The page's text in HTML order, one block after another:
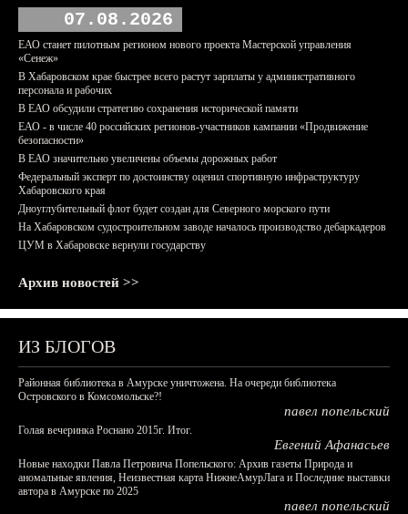
07.08.2026
ЕАО станет пилотным регионом нового проекта Мастерской управления
«Сенеж»
В Хабаровском крае быстрее всего растут зарплаты у административного
персонала и рабочих
В ЕАО обсудили стратегию сохранения исторической памяти
ЕАО - в числе 40 российских регионов-участников кампании «Продвижение
безопасности»
В ЕАО значительно увеличены объемы дорожных работ
Федеральный эксперт по достоинству оценил спортивную инфраструктуру
Хабаровского края
Дноуглубительный флот будет создан для Северного морского пути
На Хабаровском судостроительном заводе началось производство дебаркадеров
ЦУМ в Хабаровске вернули государству
Архив новостей >>
ИЗ БЛОГОВ
Районная библиотека в Амурске уничтожена. На очереди библиотека
Островского в Комсомольске?!
павел попельский
Голая вечеринка Роснано 2015г. Итог.
Евгений Афанасьев
Новые находки Павла Петровича Попельского: Архив газеты Природа и
аномальные явления, Неизвестная карта НижнеАмурЛага и Последние выставки
автора в Амурске по 2025
павел попельский